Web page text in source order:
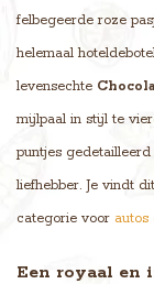
felbegeerde roze
helemaal
levensechte
mijlpaal in stijl te
puntjes
liefhebber. Je vindt
categorie voor autos
Een royaal en